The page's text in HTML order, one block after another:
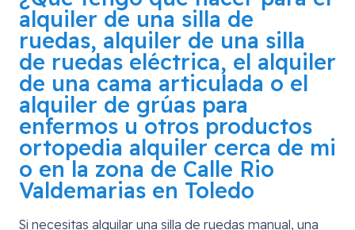
alquiler de una silla de
ruedas, alquiler de una silla
de ruedas eléctrica, el alquiler
de una cama articulada o el
alquiler de grúas para
enfermos u otros productos
ortopedia alquiler cerca de mi
o en la zona de Calle Rio
Valdemarias en Toledo
Si necesitas alquilar una silla de ruedas manual, una